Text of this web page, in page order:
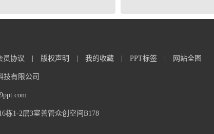
员协议 版权声明 我的收藏 PPT标签 网站全图
技有限公司
栋1-2层3室善管众创空间B178